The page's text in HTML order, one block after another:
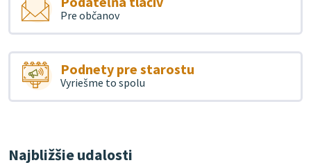
Pre občanov
Podnety pre starostu
Vyriešme to spolu
Najbližšie udalosti